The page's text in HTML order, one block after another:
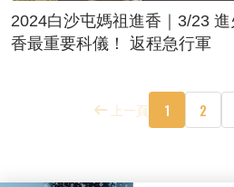
2024白沙屯媽祖進香｜3/23
香最重要科儀！ 返程急行軍
上一頁 1 2